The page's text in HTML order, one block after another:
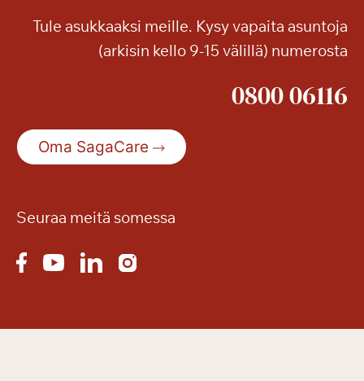
Tule asukkaaksi meille. Kysy vapaita asuntoja
(arkisin kello 9-15 välillä) numerosta
0800 06116
Oma SagaCare
Seuraa meitä somessa